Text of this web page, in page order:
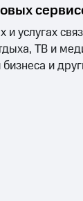
услугах
ТВ и
и